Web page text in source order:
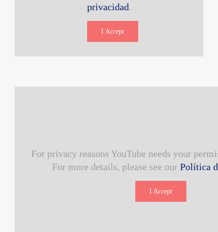
privacidad.
I Accept
For privacy reasons YouTube needs your
For more details, please see our Política
I Accept